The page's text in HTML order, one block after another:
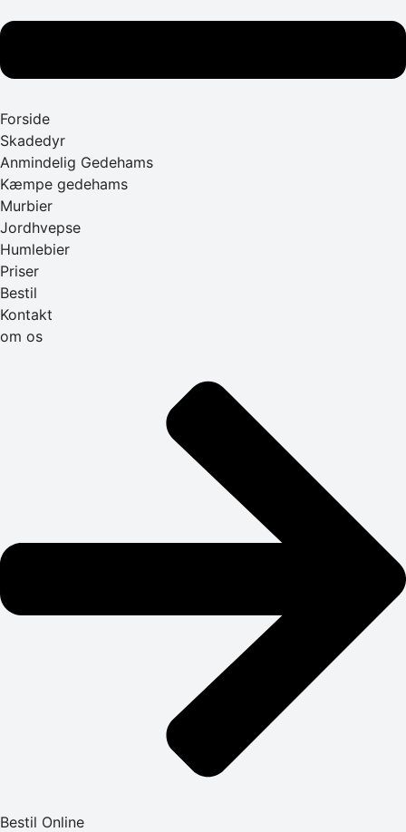
Forside
Skadedyr
Anmindelig Gedehams
Kæmpe gedehams
Murbier
Jordhvepse
Humlebier
Priser
Bestil
Kontakt
om os
Bestil Online